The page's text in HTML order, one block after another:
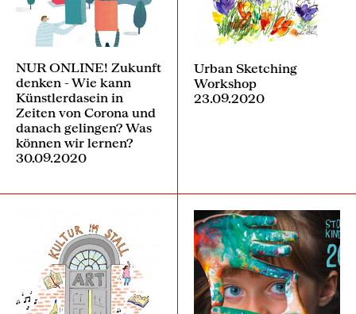
NUR ONLINE! Zukunft
denken - Wie kann
Künstlerdasein in
Zeiten von Corona und
danach gelingen? Was
können wir lernen?
30.09.2020
Urban Sketching
Workshop
23.09.2020